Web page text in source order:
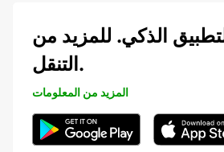
الذكي. للمزيد من
التنقل.
المزيد من المعلومات